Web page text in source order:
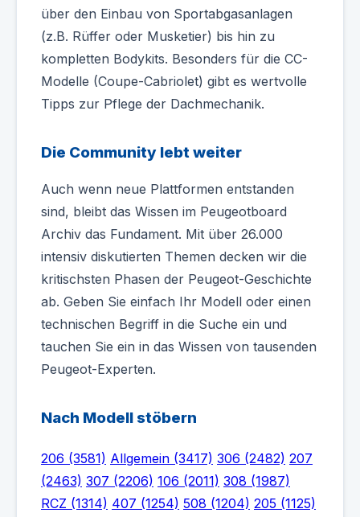
über den Einbau von Sportabgasanlagen
(z.B. Rüffer oder Musketier) bis hin zu
kompletten Bodykits. Besonders für die CC-
Modelle (Coupe-Cabriolet) gibt es wertvolle
Tipps zur Pflege der Dachmechanik.
Die Community lebt weiter
Auch wenn neue Plattformen entstanden
sind, bleibt das Wissen im Peugeotboard
Archiv das Fundament. Mit über 26.000
intensiv diskutierten Themen decken wir die
kritischsten Phasen der Peugeot-Geschichte
ab. Geben Sie einfach Ihr Modell oder einen
technischen Begriff in die Suche ein und
tauchen Sie ein in das Wissen von tausenden
Peugeot-Experten.
Nach Modell stöbern
206 (3581) Allgemein (3417) 306 (2482) 207
(2463) 307 (2206) 106 (2011) 308 (1987)
RCZ (1314) 407 (1254) 508 (1204) 205 (1125)